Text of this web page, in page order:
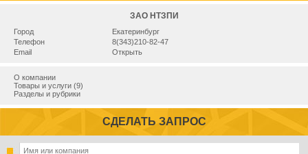
ЗАО НТЗПИ
Город
Екатеринбург
Телефон
8(343)210-82-47
Email
Открыть
О компании
Товары и услуги (9)
Разделы и рубрики
СДЕЛАТЬ ЗАПРОС